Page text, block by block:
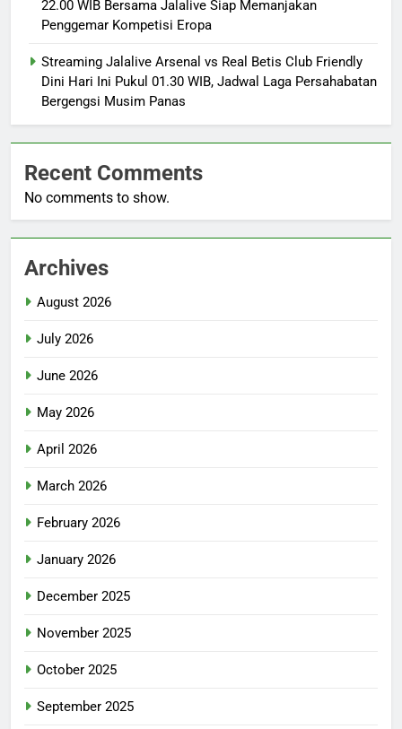
22.00 WIB Bersama Jalalive Siap Memanjakan
Penggemar Kompetisi Eropa
Streaming Jalalive Arsenal vs Real Betis Club Friendly
Dini Hari Ini Pukul 01.30 WIB, Jadwal Laga Persahabatan
Bergengsi Musim Panas
Recent Comments
No comments to show.
Archives
August 2026
July 2026
June 2026
May 2026
April 2026
March 2026
February 2026
January 2026
December 2025
November 2025
October 2025
September 2025